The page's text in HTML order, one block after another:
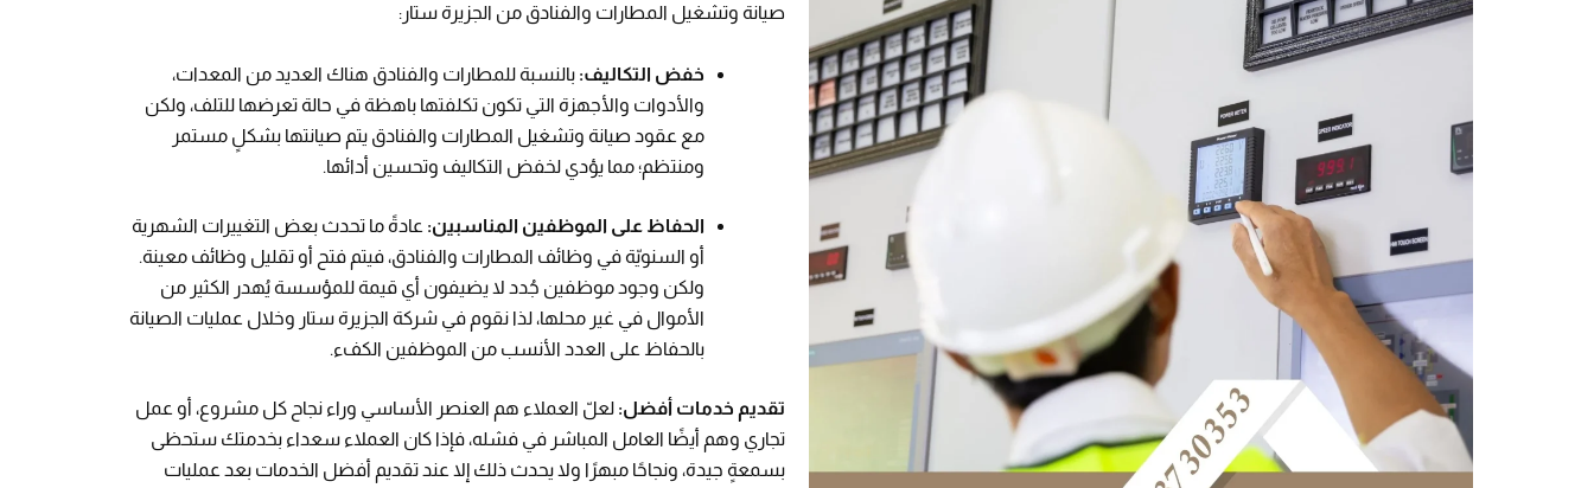
صيانة وتشغيل المطارات والفنادق من الجزيرة ستار:
خفض التكاليف: بالنسبة للمطارات والفنادق هناك العديد من المعدات،
والأدوات والأجهزة التي تكون تكلفتها باهظة في حالة تعرضها للتلف، ولكن
مع عقود صيانة وتشغيل المطارات والفنادق يتم صيانتها بشكلٍ مستمر
ومنتظم؛ مما يؤدي لخفض التكاليف وتحسين أدائها.
الحفاظ على الموظفين المناسبين: عادةً ما تحدث بعض التغييرات الشهرية
أو السنويّة في وظائف المطارات والفنادق، فيتم فتح أو تقليل وظائف معينة.
ولكن وجود موظفين جُدد لا يضيفون أي قيمة للمؤسسة يُهدر الكثير من
الأموال في غير محلها، لذا نقوم في شركة الجزيرة ستار وخلال عمليات الصيانة
بالحفاظ على العدد الأنسب من الموظفين الكفء.
تقديم خدمات أفضل: لعلّ العملاء هم العنصر الأساسي وراء نجاح كل مشروع، أو عمل
تجاري وهم أيضًا العامل المباشر في فشله، فإذا كان العملاء سعداء بخدمتك ستحظى
بسمعةٍ جيدة، ونجاحًا مبهرًا ولا يحدث ذلك إلا عند تقديم أفضل الخدمات بعد عمليات